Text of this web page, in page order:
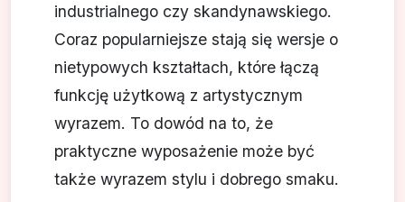
industrialnego czy skandynawskiego.
Coraz popularniejsze stają się wersje o
nietypowych kształtach, które łączą
funkcję użytkową z artystycznym
wyrazem. To dowód na to, że
praktyczne wyposażenie może być
także wyrazem stylu i dobrego smaku.